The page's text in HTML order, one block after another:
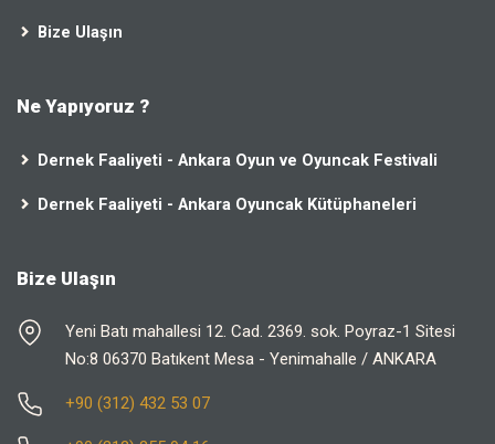
Bize Ulaşın
Ne Yapıyoruz ?
Dernek Faaliyeti - Ankara Oyun ve Oyuncak Festivali
Dernek Faaliyeti - Ankara Oyuncak Kütüphaneleri
Bize Ulaşın
Yeni Batı mahallesi 12. Cad. 2369. sok. Poyraz-1 Sitesi
No:8 06370 Batıkent Mesa - Yenimahalle / ANKARA
+90 (312) 432 53 07